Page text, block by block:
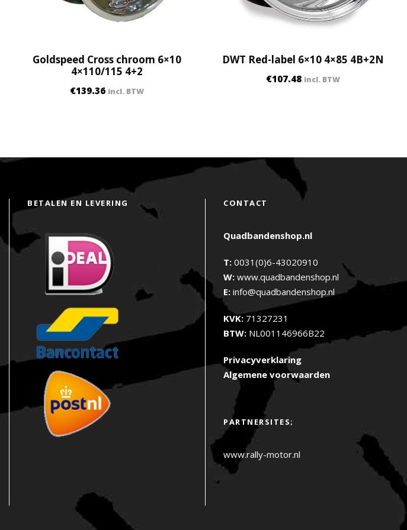
t
Goldspeed Cross chroom 6×10
4×110/115 4+2
€139.36 incl. BTW
DWT Red-label 6×10 4×85 4B+2N
€107.48 incl. BTW
BETALEN EN LEVERING CONTACT
Quadbandenshop.nl
T: 0031(0)6-43020910
W: www.quadbandenshop.nl
E: info@quadbandenshop.nl
KVK: 71327231
BTW: NL001146966B22
Privacyverklaring
Algemene voorwaarden
PARTNERSITES;
www.rally-motor.nl